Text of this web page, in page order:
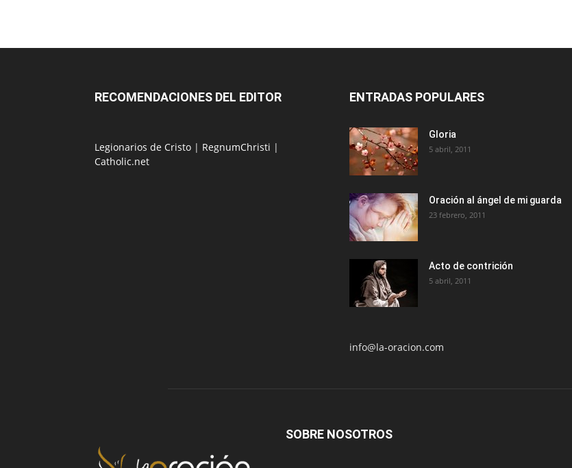
RECOMENDACIONES DEL EDITOR
Legionarios de Cristo | RegnumChristi |
Catholic.net
ENTRADAS POPULARES
Gloria
5 abril, 2011
Oración al ángel de mi guarda
23 febrero, 2011
Acto de contrición
5 abril, 2011
info@la-oracion.com
SOBRE NOSOTROS